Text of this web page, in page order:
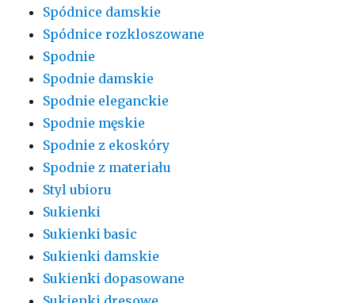
Spódnice damskie
Spódnice rozkloszowane
Spodnie
Spodnie damskie
Spodnie eleganckie
Spodnie męskie
Spodnie z ekoskóry
Spodnie z materiału
Styl ubioru
Sukienki
Sukienki basic
Sukienki damskie
Sukienki dopasowane